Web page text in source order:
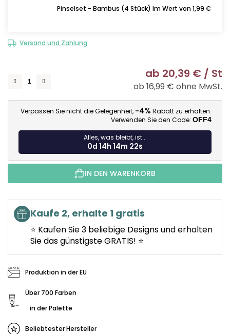
Pinselset - Bambus (4 Stück) Im Wert von 1,99 €
Versand und Zahlung
ab 20,39 € / St
ab 16,99 € ohne MwSt.
Verpassen Sie nicht die Gelegenheit, -4% Rabatt zu erhalten.
Verwenden Sie den Code: OFF4
Alles, was bleibt, ist...
0d 14h 14m 21s
IN DEN WARENKORB
Kaufe 2, erhalte 1 gratis
⭐ Kaufen Sie 3 beliebige Designs und erhalten
Sie das günstigste GRATIS! ⭐
Produktion in der EU
Über 700 Farben
in der Palette
Beliebtester Hersteller